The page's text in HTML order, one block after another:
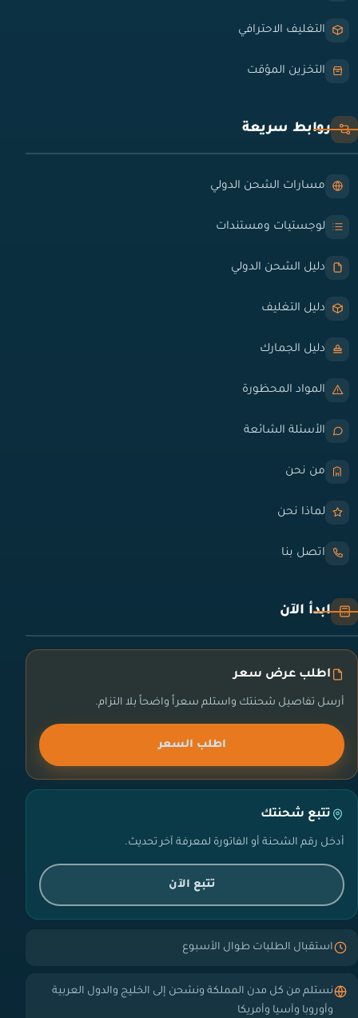
التغليف الاحترافي
التخزين المؤقت
روابط سريعة
مسارات الشحن الدولي
لوجستيات ومستندات
دليل الشحن الدولي
دليل التغليف
دليل الجمارك
المواد المحظورة
الأسئلة الشائعة
من نحن
لماذا نحن
اتصل بنا
ابدأ الآن
اطلب عرض سعر
أرسل تفاصيل شحنتك واستلم سعراً واضحاً بلا التزام.
اطلب السعر
تتبع شحنتك
أدخل رقم الشحنة أو الفاتورة لمعرفة آخر تحديث.
تتبع الآن
استقبال الطلبات طوال الأسبوع
نستلم من كل مدن المملكة ونشحن إلى الخليج والدول العربية
وأوروبا وآسيا وأمريكا